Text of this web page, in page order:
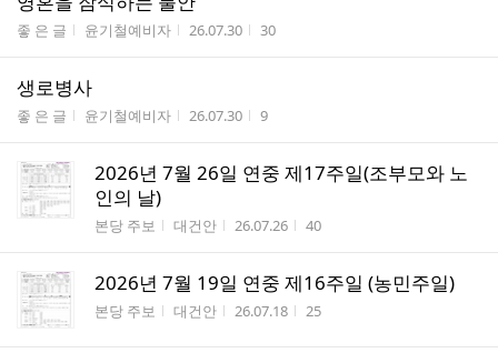
게시판명
좋 은 글 작성자
윤기철예비자 작성시간
26.07.30 조회수
30
생로병사
게시판명
좋 은 글 작성자
윤기철예비자 작성시간
26.07.30 조회수
9
2026년 7월 26일 연중 제17주일(조부모와 노
인의 날)
게시판명
본당 주보 작성자
대건안 작성시간
26.07.26 조회수
40
2026년 7월 19일 연중 제16주일 (농민주일)
게시판명
본당 주보 작성자
대건안 작성시간
26.07.18 조회수
25